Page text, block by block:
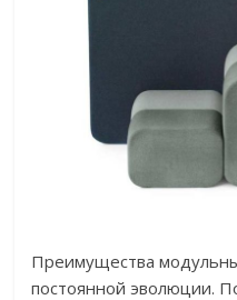
Преимущества
постоянной эволюции.